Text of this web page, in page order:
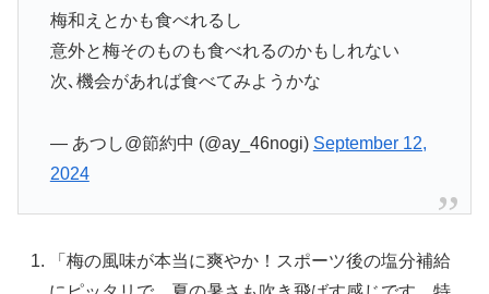
梅和えとかも食べれるし
意外と梅そのものも食べれるのかもしれない
次､機会があれば食べてみようかな
— あつし@節約中 (@ay_46nogi) September 12,
2024
「梅の風味が本当に爽やか！スポーツ後の塩分補給